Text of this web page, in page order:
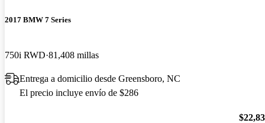
2017 BMW 7 Series
750i RWD 81,408 millas
Entrega a domicilio desde Greensboro, NC
El precio incluye envío de $286